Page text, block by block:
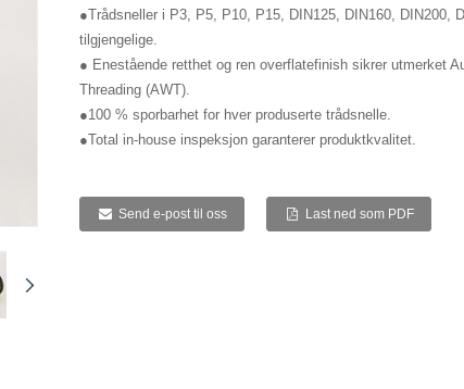
●Trådsneller i P3, P5, P10, P15, DIN125, DIN160, DIN200,
tilgjengelige.
● Enestående retthet og ren overflatefinish sikrer utmerket
Threading (AWT).
●100 % sporbarhet for hver produserte trådsnelle.
●Total in-house inspeksjon garanterer produktkvalitet.
Send e-post til oss Last ned som PDF